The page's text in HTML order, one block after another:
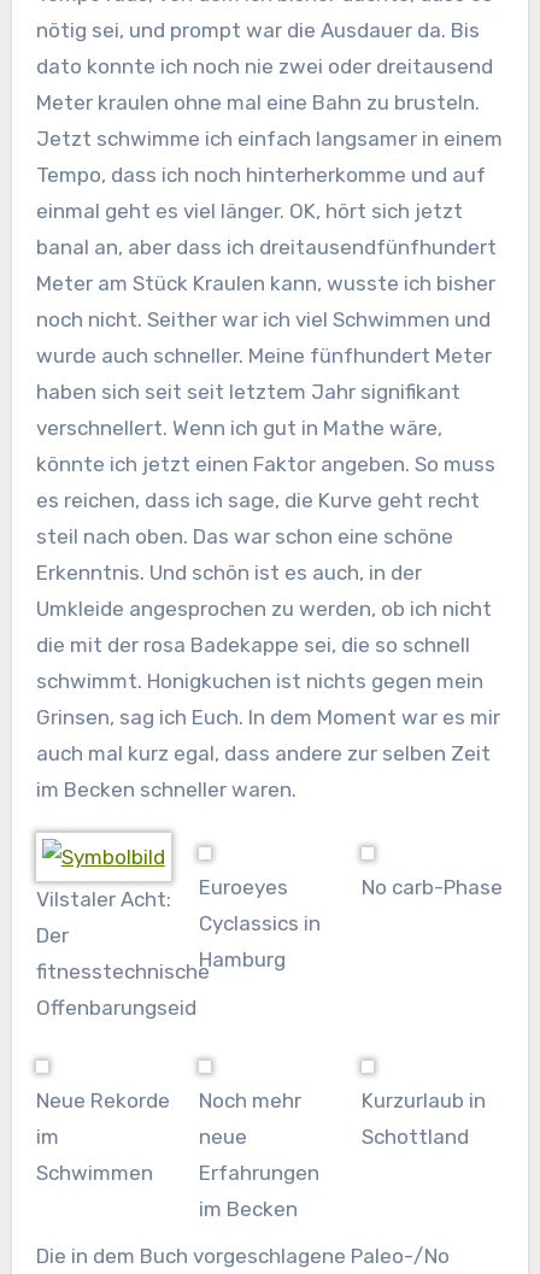
nötig sei, und prompt war die Ausdauer da. Bis
dato konnte ich noch nie zwei oder dreitausend
Meter kraulen ohne mal eine Bahn zu brusteln.
Jetzt schwimme ich einfach langsamer in einem
Tempo, dass ich noch hinterherkomme und auf
einmal geht es viel länger. OK, hört sich jetzt
banal an, aber dass ich dreitausendfünfhundert
Meter am Stück Kraulen kann, wusste ich bisher
noch nicht. Seither war ich viel Schwimmen und
wurde auch schneller. Meine fünfhundert Meter
haben sich seit seit letztem Jahr signifikant
verschnellert. Wenn ich gut in Mathe wäre,
könnte ich jetzt einen Faktor angeben. So muss
es reichen, dass ich sage, die Kurve geht recht
steil nach oben. Das war schon eine schöne
Erkenntnis. Und schön ist es auch, in der
Umkleide angesprochen zu werden, ob ich nicht
die mit der rosa Badekappe sei, die so schnell
schwimmt. Honigkuchen ist nichts gegen mein
Grinsen, sag ich Euch. In dem Moment war es mir
auch mal kurz egal, dass andere zur selben Zeit
im Becken schneller waren.
Vilstaler Acht:
Der
fitnesstechnische
Offenbarungseid
Euroeyes
Cyclassics in
Hamburg
No carb-Phase
Neue Rekorde
im
Schwimmen
Noch mehr
neue
Erfahrungen
im Becken
Kurzurlaub in
Schottland
Die in dem Buch vorgeschlagene Paleo-/No